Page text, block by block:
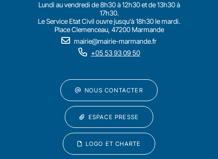
Lundi au vendredi de 8h30 à 12h30 et de 13h30 à
17h30.
Le Service Etat Civil ouvre jusqu'à 18h30 le mardi.
Place Clemenceau, 47200 Marmande
mairie@mairie-marmande.fr
+05 53 93 09 50
NOUS CONTACTER
ESPACE PRESSE
LOGO ET CHARTE